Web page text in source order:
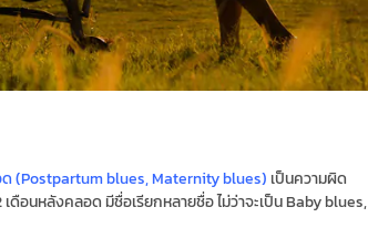
(Postpartum blues, Maternity blues) เป็นความผิด
อนหลังคลอด มีชื่อเรียกหลายชื่อ ไม่ว่าจะเป็น Baby blues,